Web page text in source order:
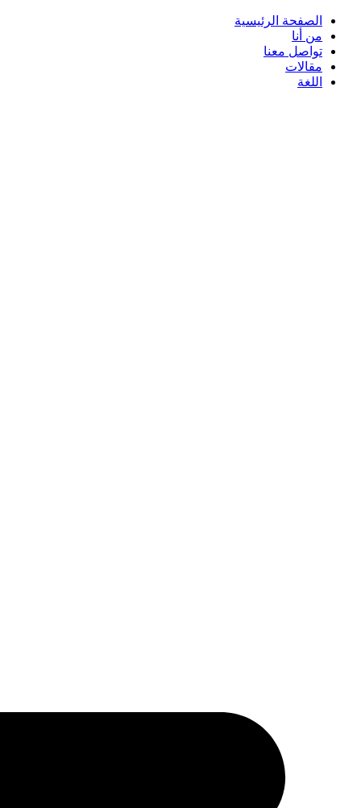
الصفحة الرئيسية
من أنا
تواصل معنا
مقالات
اللغة